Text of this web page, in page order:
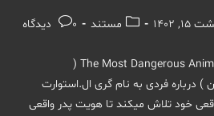
1402
دسته‌مستند
نظرات
0 دیدگاه
دانلود مستند The Most Dangerous Animal of All 2020 (
) درباره فردی به نام گری ال.استوارت
خود تلاش میکند تا هویت پدر واقعی